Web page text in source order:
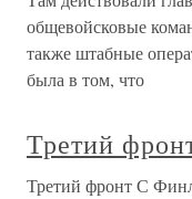
общевойсковые
также штабные
была в том, что
Третий
Третий фронт С